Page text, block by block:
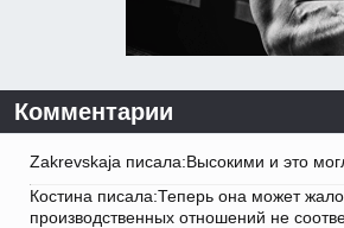
Комментарии
Zakrevskaja писала:Высокими и это
Костина писала:Теперь она может
производственных отношений не